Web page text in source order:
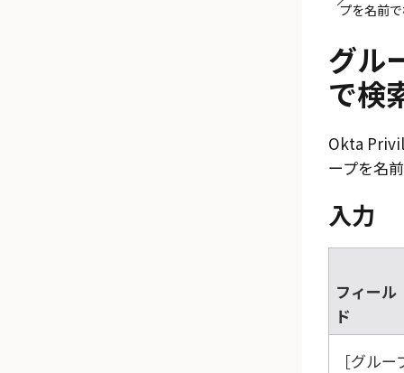
プを名前
グル
で検
Okta
ープを名
入力
フィール
ド
グルー